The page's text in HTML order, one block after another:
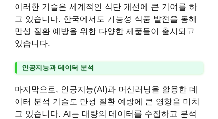
이러한 기술은 세계적인 식단 개선에 큰 기여를 하
고 있습니다. 한국에서도 기능성 식품 발전을 통해
만성 질환 예방을 위한 다양한 제품들이 출시되고
있습니다.
인공지능과 데이터 분석
마지막으로, 인공지능(AI)과 머신러닝을 활용한 데
이터 분석 기술도 만성 질환 예방에 큰 영향을 미치
고 있습니다. AI는 대량의 데이터를 수집하고 분석